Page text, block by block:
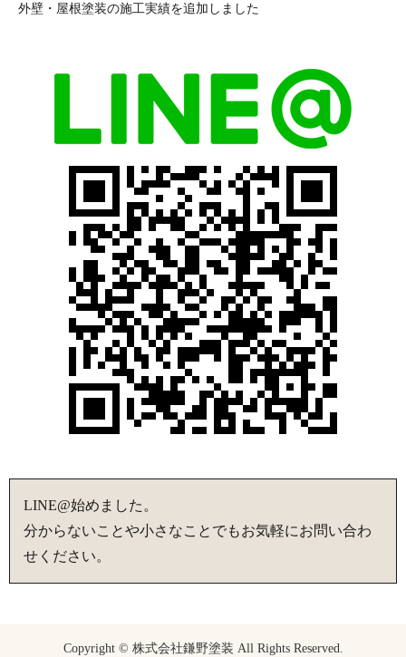
外壁・屋根塗装の施工実績を追加しました
LINE@始めました。
分からないことや小さなことでもお気軽にお問い合わ
せください。
Copyright © 株式会社鎌野塗装 All Rights Reserved.